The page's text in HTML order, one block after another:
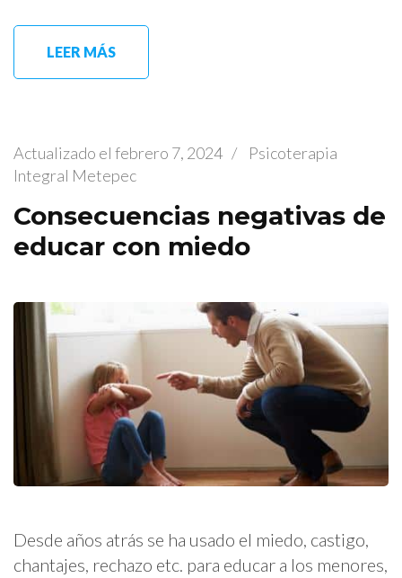
LEER MÁS
Actualizado el febrero 7, 2024 /
Psicoterapia
Integral Metepec
Consecuencias negativas de
educar con miedo
Desde años atrás se ha usado el miedo, castigo,
chantajes, rechazo etc. para educar a los menores,